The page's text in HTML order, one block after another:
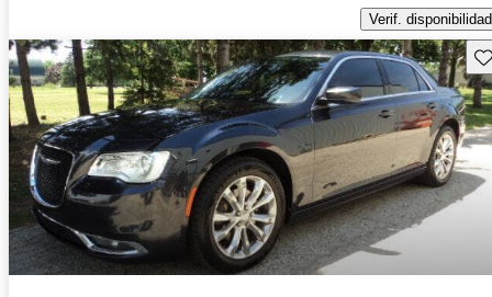
Verif. disponibilidad